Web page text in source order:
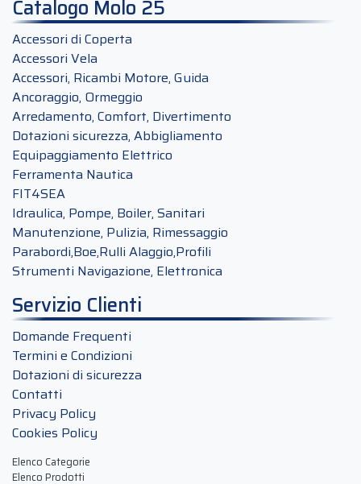
Catalogo Molo 25
Accessori di Coperta
Accessori Vela
Accessori, Ricambi Motore, Guida
Ancoraggio, Ormeggio
Arredamento, Comfort, Divertimento
Dotazioni sicurezza, Abbigliamento
Equipaggiamento Elettrico
Ferramenta Nautica
FIT4SEA
Idraulica, Pompe, Boiler, Sanitari
Manutenzione, Pulizia, Rimessaggio
Parabordi,Boe,Rulli Alaggio,Profili
Strumenti Navigazione, Elettronica
Servizio Clienti
Domande Frequenti
Termini e Condizioni
Dotazioni di sicurezza
Contatti
Privacy Policy
Cookies Policy
Elenco Categorie
Elenco Prodotti